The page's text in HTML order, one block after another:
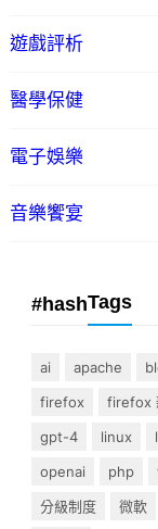
遊戲評析
醫學保健
電子娛樂
音樂饗宴
#hashTags
ai apache
firefox
firefox
gpt-4
linux
openai
php
分級制度
微軟